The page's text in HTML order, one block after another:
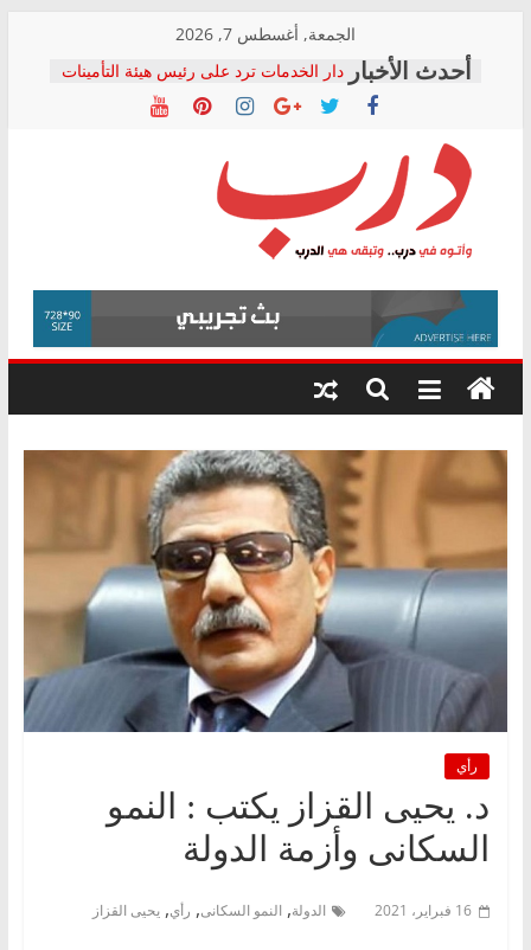
content
الجمعة, أغسطس 7, 2026
دار الخدمات ترد على رئيس هيئة التأمينات
بعد مؤتمره الصحفي: إنكار الأزمة لا ينهي
معاناة أصحاب المعاشات.. ونطالب بكشف
فرحات سليمان يكتب: القطاع الصحي إلى
أين؟
حزب التحالف الشعبي يطلق لجنة “الحق
في الصحة” بالإسكندرية لرصد الانتهاكات
ودعم المرضى
الوزاري لمدينة الصحفيين.. وانتهاء أعمال
إنشاء المبنى الإداري
المجلس القومي لحقوق الإنسان يعلن
متابعة قضية الدكتور محمد زهران.. ويؤكد:
قرينة البراءة وضمانات المحاكمة العادلة
درب
وأتوه
درب..
وتبقى
هي
رأي
د. يحيى القزاز يكتب : النمو
السكانى وأزمة الدولة
16 فبراير، 2021 الدولة, النمو السكانى, رأي, يحيى القزاز